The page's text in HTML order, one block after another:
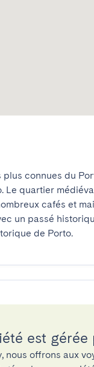
plus connues du
Le quartier
cafés et
un passé
de Porto.
est gérée
nous offrons aux